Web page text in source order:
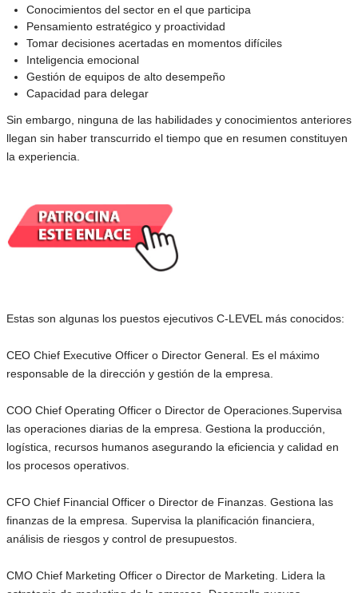
Conocimientos del sector en el que participa
Pensamiento estratégico y proactividad
Tomar decisiones acertadas en momentos difíciles
Inteligencia emocional
Gestión de equipos de alto desempeño
Capacidad para delegar
Sin embargo, ninguna de las habilidades y conocimientos anteriores
llegan sin haber transcurrido el tiempo que en resumen constituyen
la experiencia.
Estas son algunas los puestos ejecutivos C-LEVEL más conocidos:
CEO Chief Executive Officer o Director General. Es el máximo
responsable de la dirección y gestión de la empresa.
COO Chief Operating Officer o Director de Operaciones.Supervisa
las operaciones diarias de la empresa. Gestiona la producción,
logística, recursos humanos asegurando la eficiencia y calidad en
los procesos operativos.
CFO Chief Financial Officer o Director de Finanzas. Gestiona las
finanzas de la empresa. Supervisa la planificación financiera,
análisis de riesgos y control de presupuestos.
CMO Chief Marketing Officer o Director de Marketing. Lidera la